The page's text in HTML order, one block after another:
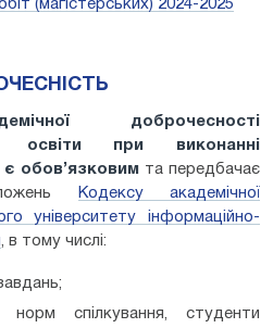
(магістерських) 2024-2025
доброчесності
освіти при виконанні
є обов’язковимта передбачає
Кодексу академічної
університету інформаційно-
, в тому числі:
норм спілкування, студенти